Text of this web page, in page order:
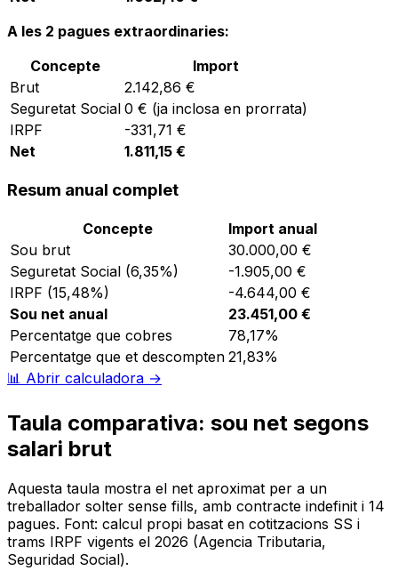
A les 2 pagues extraordinaries:
Concepte
Import
Brut
2.142,86 €
Seguretat Social 0 € (ja inclosa en prorrata)
IRPF
-331,71 €
Net
1.811,15 €
Resum anual complet
Concepte
Import anual
Sou brut
30.000,00 €
Seguretat Social (6,35%)
-1.905,00 €
IRPF (15,48%)
-4.644,00 €
Sou net anual
23.451,00 €
Percentatge que cobres
78,17%
Percentatge que et descompten 21,83%
📊 Abrir calculadora →
Taula comparativa: sou net segons
salari brut
Aquesta taula mostra el net aproximat per a un
treballador solter sense fills, amb contracte indefinit i 14
pagues. Font: calcul propi basat en cotitzacions SS i
trams IRPF vigents el 2026 (Agencia Tributaria,
Seguridad Social).